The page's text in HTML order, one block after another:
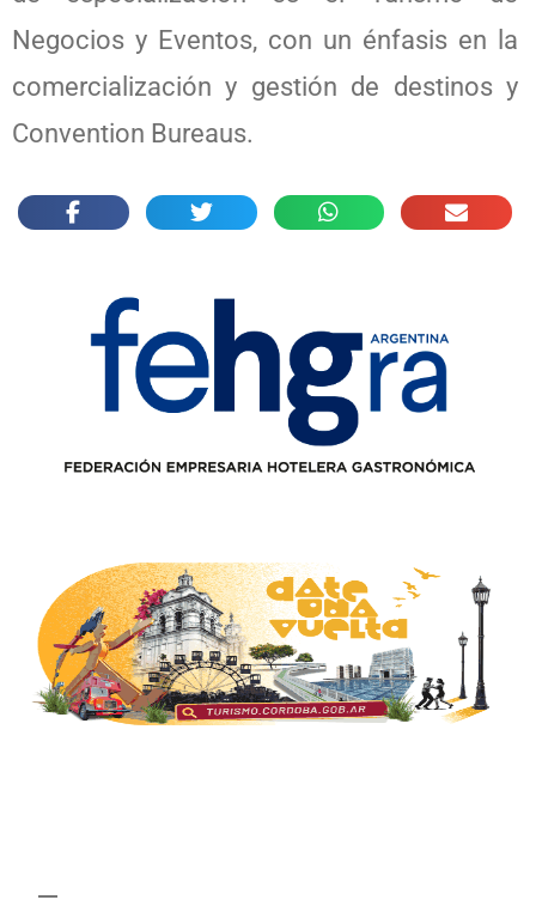
Negocios y Eventos, con un énfasis en la
comercialización y gestión de destinos y
Convention Bureaus.